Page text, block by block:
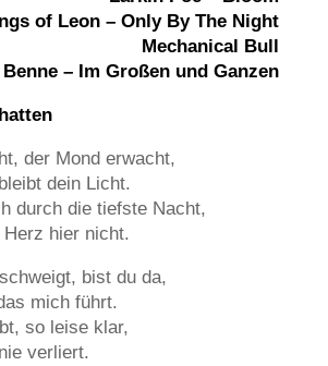
of Leon – Only By The Night
Mechanical Bull
Benne – Im Großen undGanzen
der Mond erwacht,
dein Licht.
durch die tiefste Nacht,
hier nicht.
bist du da,
mich führt.
so leise klar,
verliert.